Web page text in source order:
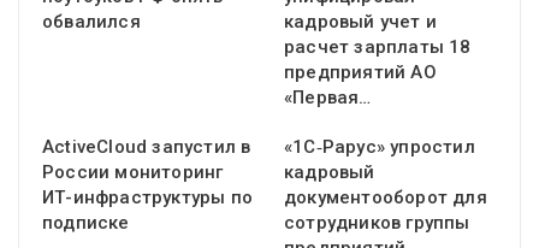
обвалился
кадровый учет и
расчет зарплаты 18
предприятий АО
«Первая…
ActiveCloud запустил в
России мониторинг
ИТ-инфраструктуры по
подписке
«1С‑Рарус» упростил
кадровый
документооборот для
сотрудников группы